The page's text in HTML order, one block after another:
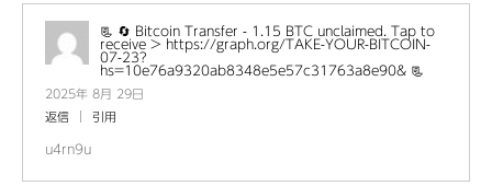
📃 🔄 Bitcoin Transfer - 1.15 BTC unclaimed. Tap to
receive > https://graph.org/TAKE-YOUR-BITCOIN-
07-23?
hs=10e76a9320ab8348e5e57c31763a8e90& 📃
2025年 8月 29日
返信
引用
u4rn9u